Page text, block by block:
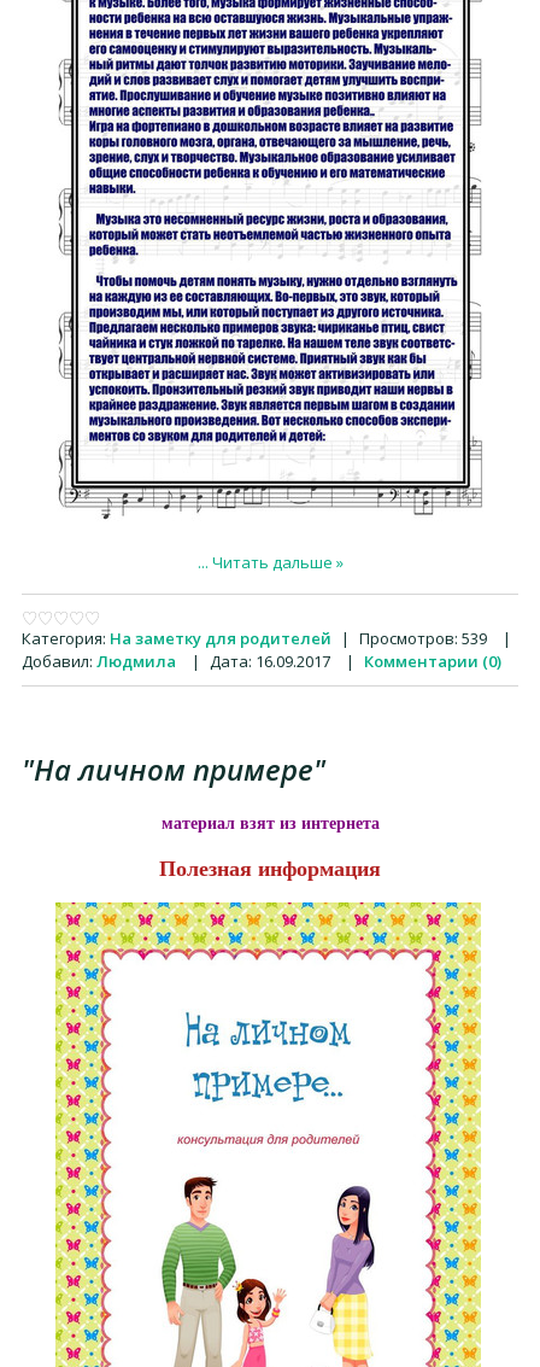
... Читать дальше »
Категория: На заметку для родителей | Просмотров: 539
|
Добавил: Людмила | Дата: 16.09.2017 | Комментарии (0)
"На личном примере"
материал взят из интернета
Полезная информация